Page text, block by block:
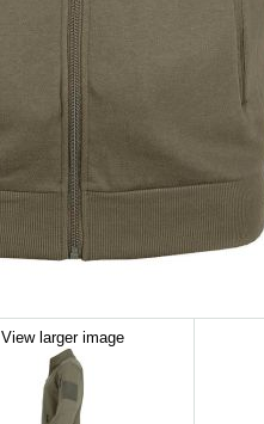
View larger image